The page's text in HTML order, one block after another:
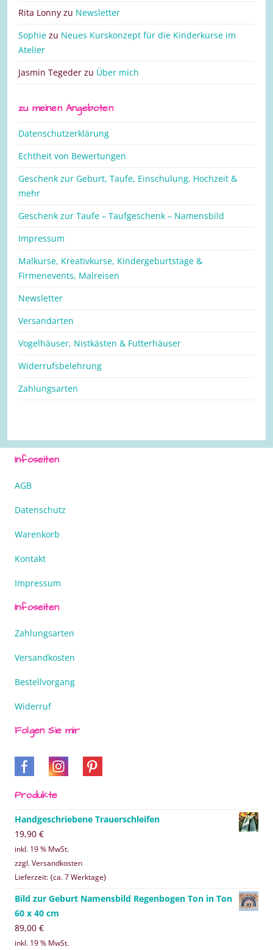
Rita Lonny zu Newsletter
Sophie zu Neues Kurskonzept für die Kinderkurse im
Atelier
Jasmin Tegeder zu Über mich
zu meinen Angeboten
Datenschutzerklärung
Echtheit von Bewertungen
Geschenk zur Geburt, Taufe, Einschulung, Hochzeit &
mehr
Geschenk zur Taufe – Taufgeschenk – Namensbild
Impressum
Malkurse, Kreativkurse, Kindergeburtstage &
Firmenevents, Malreisen
Newsletter
Versandarten
Vogelhäuser, Nistkästen & Futterhäuser
Widerrufsbelehrung
Zahlungsarten
Infoseiten
AGB
Datenschutz
Warenkorb
Kontakt
Impressum
Infoseiten
Zahlungsarten
Versandkosten
Bestellvorgang
Widerruf
Folgen Sie mir
Produkte
Handgeschriebene Trauerschleifen
19,90 €
inkl. 19 % MwSt.
zzgl. Versandkosten
Lieferzeit: {ca. 7 Werktage}
Bild zur Geburt Namensbild Regenbogen Ton in Ton
60 x 40 cm
89,00 €
inkl. 19 % MwSt.